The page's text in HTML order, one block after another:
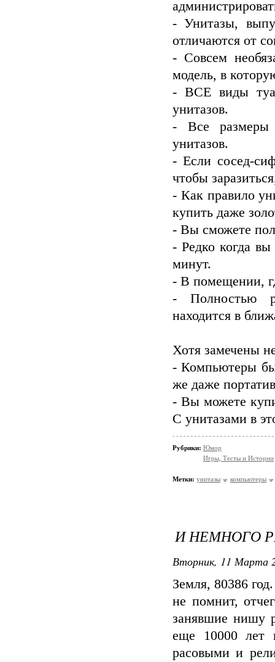
- Унитазы,
отличаются от
- Совсем
модель, в
- ВСЕ виды
унитазов.
- Все размеры
унитазов.
- Если сосед-
чтобы
- Как правило
купить даже
- Вы сможете
- Редко когда вы
минут.
- В помещении,
- Полностью
находится в
Хотя замечены
- Компьютеры
же даже
- Вы можете
С унитазами в
Рубрики: Юмор
Игры, Тесты и Истории
Метки: унитазы компьютеры
И НЕМНОГО
Вторник, 11 Марта
Земля, 80386
не помнит,
занявшие нишу
еще 10000 лет
расовыми и